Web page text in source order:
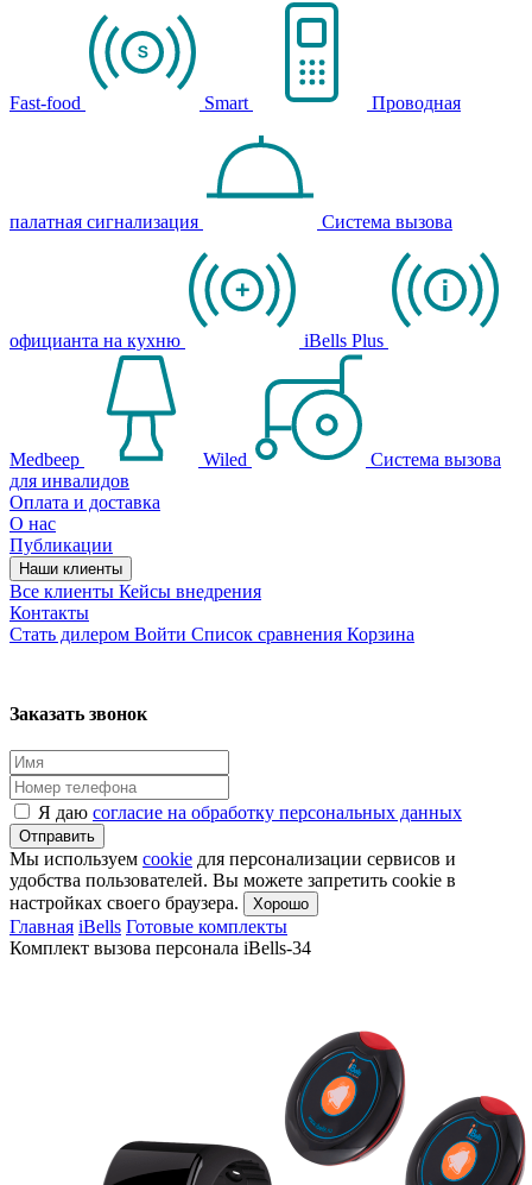
Fast-food Smart Проводная
палатная сигнализация Система вызова
официанта на кухню iBells Plus
Medbeep Wiled
Система вызова
для инвалидов
Оплата и доставка
О нас
Публикации
Наши клиенты
Все клиенты Кейсы внедрения
Контакты
Стать дилером Войти Список сравнения Корзина
Заказать звонок
Я даю согласие на обработку персональных данных
Отправить
Мы используем cookie для персонализации сервисов и
удобства пользователей. Вы можете запретить cookie в
настройках своего браузера.
Хорошо
Главная iBells Готовые комплекты
Комплект вызова персонала iBells-34